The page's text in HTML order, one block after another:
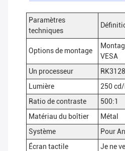
Paramètres
techniques
Options de montage
VESA
Un processeur
RK3128
Lumière
250
Ratio de contraste
500:1
Matériau du boîtier
Métal
Système
Pour
Écran tactile
Je ne